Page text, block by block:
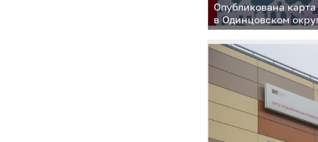
Опубликована
в Одинцовском